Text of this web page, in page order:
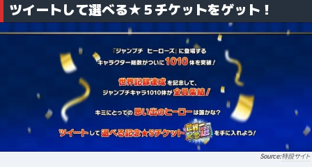
ツイートして選べる★５チケットをゲット！
特設サイト